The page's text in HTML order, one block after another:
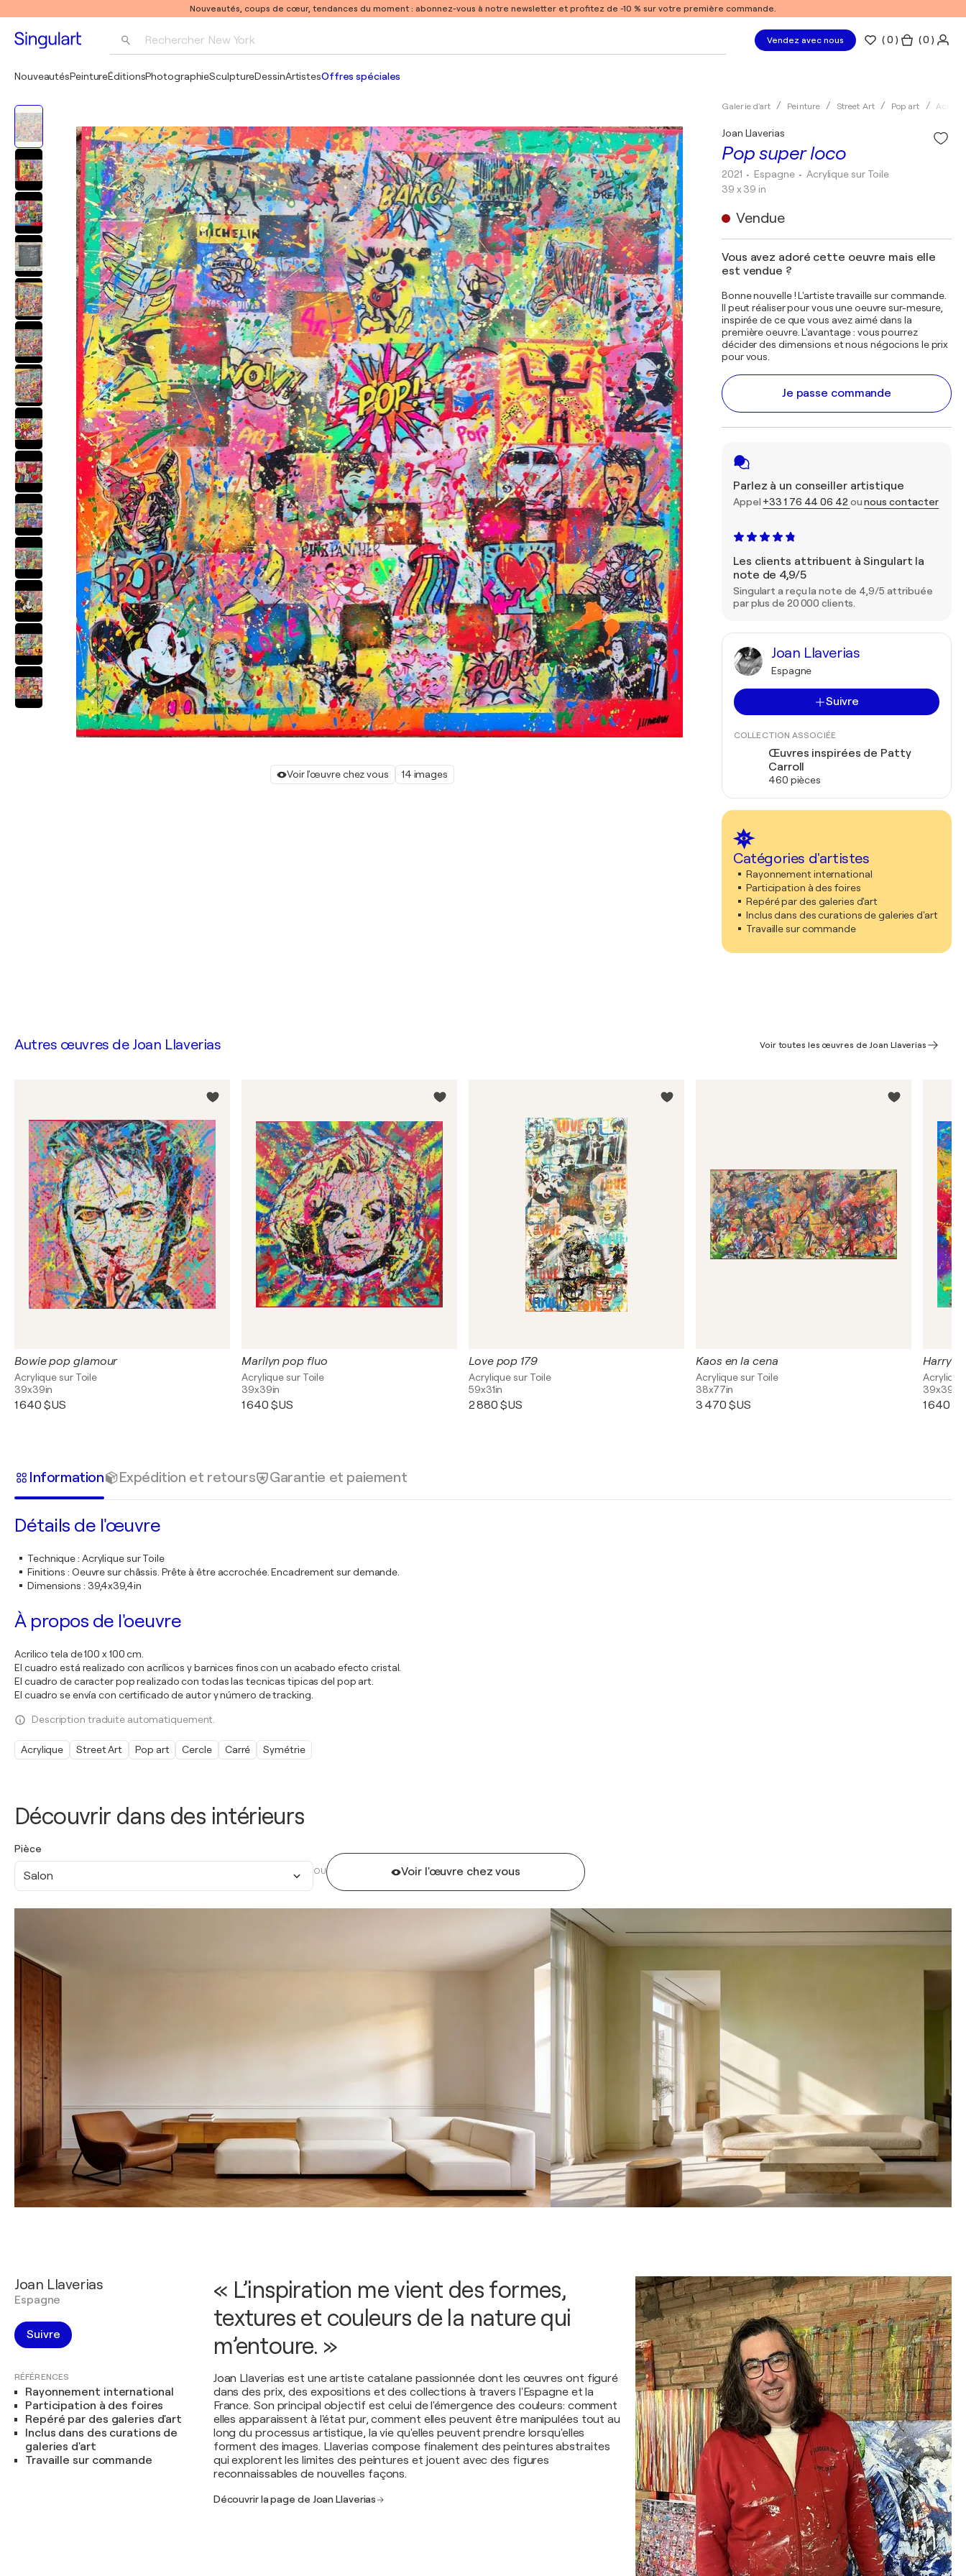
Nouveautés, coups de cœur, tendances du moment : abonnez-vous à notre newsletter et profitez de -10 % sur votre première commande.
Rechercher New York
Pablo Picasso
Vendez avec nous (0 ) ( 0 )
NouveautésPeintureÉditionsPhotographieSculptureDessinArtistesOffres spéciales
Voir l'œuvre chez vous 14 images
Galerie d'art Peinture Street Art Pop art
Pop super loco
Joan Llaverias
2021 • Espagne • Acrylique sur Toile
39 x 39 in
Vendue
Vous avez adoré cette oeuvre mais elle
est vendue ?
Bonne nouvelle ! L'artiste travaille sur commande.
Il peut réaliser pour vous une oeuvre sur-mesure,
inspirée de ce que vous avez aimé dans la
première oeuvre. L'avantage : vous pourrez
décider des dimensions et nous négocions le prix
pour vous.
Je passe commande
Parlez à un conseiller artistique
Appel +33 1 76 44 06 42 ounous contacter
Les clients attribuent à Singulart la
note de 4,9/5
Singulart a reçu la note de 4,9/5 attribuée
par plus de 20 000 clients.
Joan Llaverias
Espagne
Suivre
COLLECTION ASSOCIÉE
Œuvres inspirées de Patty
Carroll
460 pièces
Catégories d'artistes
Rayonnement international
Participation à des foires
Repéré par des galeries d'art
Inclus dans des curations de galeries d'art
Travaille sur commande
Découvrir dans des intérieurs
Pièce
Salon OU Voir l'œuvre chez vous
Autres œuvres de Joan Llaverias Voir toutes les œuvres de Joan Llaverias
Bowie pop glamour
Acrylique sur Toile
39x39in
1 640 $US
Marilyn pop fluo
Acrylique sur Toile
39x39in
1 640 $US
Love pop 179
Acrylique sur Toile
59x31in
2 880 $US
Kaos en la cena
Acrylique sur Toile
38x77in
3 470 $US
Harry
39x39in
1 640
Information Expédition et retours Garantie et paiement
Détails de l'œuvre
Technique: Acrylique sur Toile
Finitions : Oeuvre sur châssis. Prête à être accrochée. Encadrement sur demande.
Dimensions : 39,4x39,4in
À propos de l'oeuvre
Acrilico tela de 100 x 100 cm.
El cuadro está realizado con acrílicos y barnices finos con un acabado efecto cristal.
El cuadro de caracter pop realizado con todas las tecnicas tipicas del pop art.
El cuadro se envía con certificado de autor y número de tracking.
Description traduite automatiquement.
Acrylique Street Art Pop art Cercle Carré Symétrie
Joan Llaverias
Espagne
Suivre
RÉFÉRENCES
Rayonnement international
Participation à des foires
Repéré par des galeries d'art
Inclus dans des curations de
galeries d'art
Travaille sur commande
« L’inspiration me vient des formes,
textures et couleurs de la nature qui
m’entoure. »
Joan Llaverias est une artiste catalane passionnée dont les œuvres ont figuré
dans des prix, des expositions et des collections à travers l'Espagne et la
France. Son principal objectif est celui de l'émergence des couleurs: comment
elles apparaissent à l'état pur, comment elles peuvent être manipulées tout au
long du processus artistique, la vie qu'elles peuvent prendre lorsqu'elles
forment des images. Llaverias compose finalement des peintures abstraites
qui explorent les limites des peintures et jouent avec des figures
reconnaissables de nouvelles façons.
Découvrir la page de Joan Llaverias